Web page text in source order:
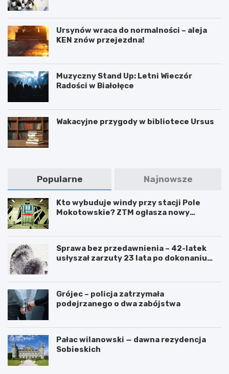
Ursynów wraca do normalności – aleja
KEN znów przejezdna!
Muzyczny Stand Up: Letni Wieczór
Radości w Białołęce
Wakacyjne przygody w bibliotece Ursus
Popularne Najnowsze
Kto wybuduje windy przy stacji Pole
Mokotowskie? ZTM ogłasza nowy
Sprawa bez przedawnienia – 42-latek
usłyszał zarzuty 23 lata po dokonaniu
Grójec – policja zatrzymała
podejrzanego o dwa zabójstwa
Pałac wilanowski — dawna rezydencja
Sobieskich